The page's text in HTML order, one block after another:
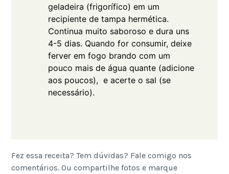
geladeira (frigorífico) em um
recipiente de tampa hermética.
Continua muito saboroso e dura uns
4-5 dias. Quando for consumir, deixe
ferver em fogo brando com um
pouco mais de água quante (adicione
aos poucos), e acerte o sal (se
necessário).
Fez essa receita? Tem dúvidas? Fale comigo nos
comentários. Ou compartilhe fotos e marque